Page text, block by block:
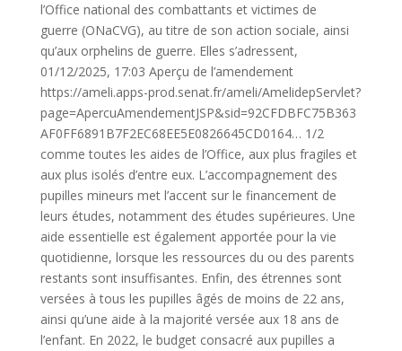
l’Office national des combattants et victimes de
guerre (ONaCVG), au titre de son action sociale, ainsi
qu’aux orphelins de guerre. Elles s’adressent,
01/12/2025, 17:03 Aperçu de l’amendement
https://ameli.apps-prod.senat.fr/ameli/AmelidepServlet?
page=ApercuAmendementJSP&sid=92CFDBFC75B363
AF0FF6891B7F2EC68EE5E0826645CD0164… 1/2
comme toutes les aides de l’Office, aux plus fragiles et
aux plus isolés d’entre eux. L’accompagnement des
pupilles mineurs met l’accent sur le financement de
leurs études, notamment des études supérieures. Une
aide essentielle est également apportée pour la vie
quotidienne, lorsque les ressources du ou des parents
restants sont insuffisantes. Enfin, des étrennes sont
versées à tous les pupilles âgés de moins de 22 ans,
ainsi qu’une aide à la majorité versée aux 18 ans de
l’enfant. En 2022, le budget consacré aux pupilles a